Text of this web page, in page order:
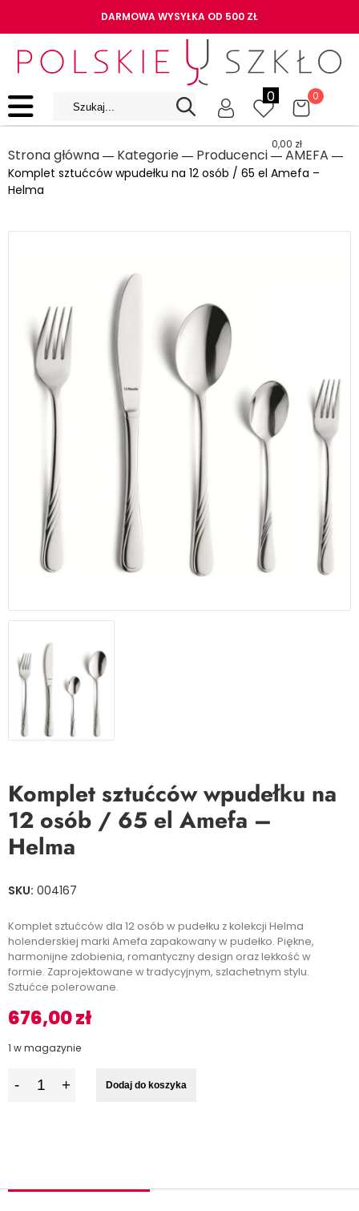
DARMOWA WYSYŁKA OD 500 ZŁ
0 0
0,00 zł
Strona główna ― Kategorie ― Producenci ― AMEFA ―
Komplet sztućców wpudełku na 12 osób / 65 el Amefa –
Helma
Komplet sztućców wpudełku na
12 osób / 65 el Amefa –
Helma
SKU: 004167
Komplet sztućców dla 12 osób w pudełku z kolekcji Helma
holenderskiej marki Amefa zapakowany w pudełko. Piękne,
harmonijne zdobienia, romantyczny design oraz lekkość w
formie. Zaprojektowane w tradycyjnym, szlachetnym stylu.
Sztućce polerowane.
676,00zł
1 w magazynie
Dodaj do koszyka